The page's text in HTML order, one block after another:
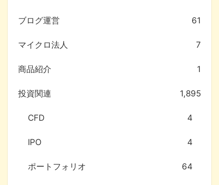
ブログ運営 61
マイクロ法人 7
商品紹介 1
投資関連 1,895
CFD 4
IPO 4
ポートフォリオ 64